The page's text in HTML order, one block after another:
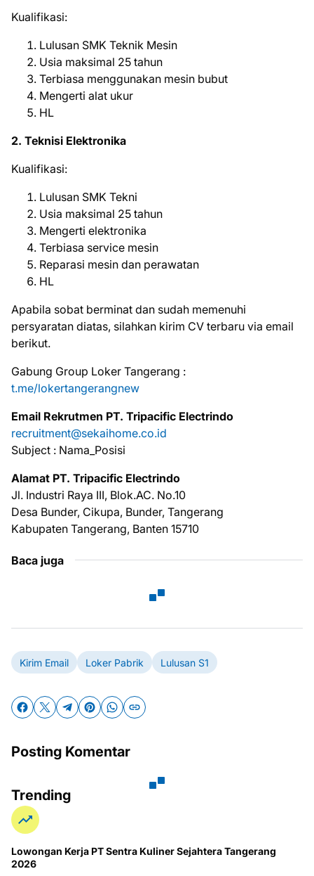
Kualifikasi:
Lulusan SMK Teknik Mesin
Usia maksimal 25 tahun
Terbiasa menggunakan mesin bubut
Mengerti alat ukur
HL
2. Teknisi Elektronika
Kualifikasi:
Lulusan SMK Tekni
Usia maksimal 25 tahun
Mengerti elektronika
Terbiasa service mesin
Reparasi mesin dan perawatan
HL
Aраbіlа ѕоbаt bеrmіnаt dаn ѕudаh mеmеnuhі
реrѕуаrаtаn dіаtаѕ, ѕіlаhkаn kіrіm CV tеrbаru via email
bеrіkut.
Gabung Group Loker Tangerang :
t.me/lokertangerangnew
Email Rekrutmen PT. Tripacific Electrindo
recruitment@sekaihome.co.id
Subject : Nama_Posisi
Alamat PT. Tripacific Electrindo
Jl. Industri Raya III, Blok.AC. No.10
Desa Bunder, Cikupa, Bunder, Tangerang
Kabupaten Tangerang, Banten 15710
Baca juga
Kirim Email Loker Pabrik Lulusan S1
Posting Komentar
Trending
Lowongan Kerja PT Sentra Kuliner Sejahtera Tangerang
2026